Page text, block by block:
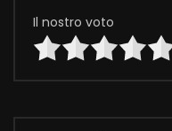
Il nostro voto